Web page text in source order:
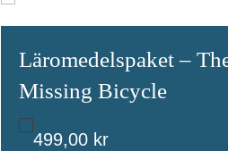
Läromedelspaket –
Missing Bicycle
499,00 kr